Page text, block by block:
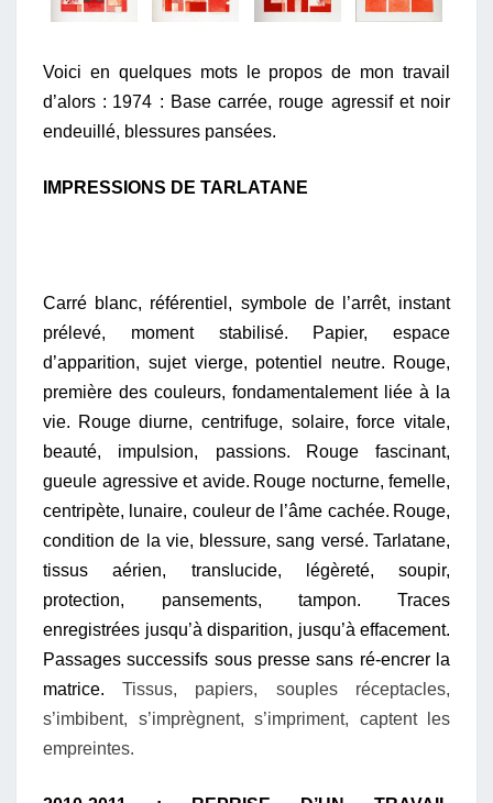
Voici en quelques mots le propos de mon travail
d’alors : 1974 : Base carrée, rouge agressif et noir
endeuillé, blessures pansées.
IMPRESSIONS DE TARLATANE
Carré blanc, référentiel, symbole de l’arrêt, instant
prélevé, moment stabilisé.
Papier, espace
d’apparition, sujet vierge, potentiel neutre. Rouge,
première des couleurs, fondamentalement liée à la
vie. Rouge diurne, centrifuge, solaire, force vitale,
beauté, impulsion, passions.
Rouge fascinant,
gueule agressive et avide. Rouge nocturne, femelle,
centripète, lunaire, couleur de l’âme cachée. Rouge,
condition de la vie, blessure, sang versé. Tarlatane,
tissus aérien, translucide, légèreté, soupir,
protection, pansements, tampon.
Traces
enregistrées jusqu’à disparition, jusqu’à effacement.
Passages successifs sous presse sans ré-encrer la
matrice.
Tissus, papiers, souples réceptacles,
s’imbibent, s’imprègnent, s’impriment, captent les
empreintes.